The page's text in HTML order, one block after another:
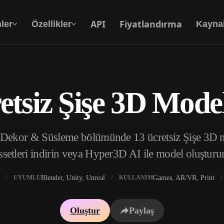
Özellikler API Fiyatlandırma
Metinden 3D’ye
Metin isteminden 3D nesneye — anında.
API
akışınıza entegre edin.
SVG’den 3D’ye Dönüştürücü
Şişe 3D
& Süsleme bölümünde 13 ücretsiz Şişe 3D
indirin veya Hyper3D AI ile model
UYUMLUBlender, Unity, Unreal KULLANIMGames, AR/VR, Print
Oluştur Paylaş